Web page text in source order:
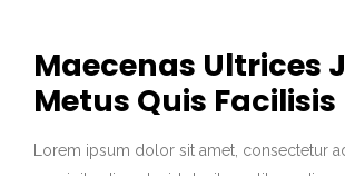
Maecenas Ultrices
Metus Quis Facilisis
Lorem ipsum dolor sit amet, consectetur